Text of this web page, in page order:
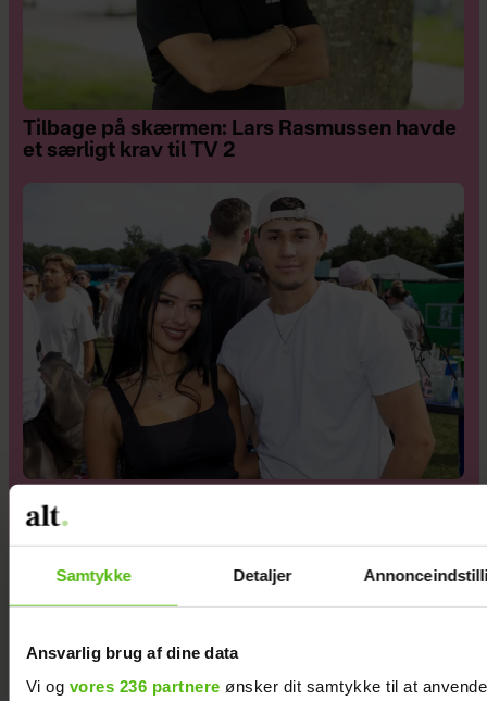
Samtykke Detaljer
Ansvarlig brug af dine data
Vi og vores 236 partnere ønsker dit samtykke til at
Tilbage på skærmen: Lars Rasmussen havde
et særligt krav til TV 2
hinanden